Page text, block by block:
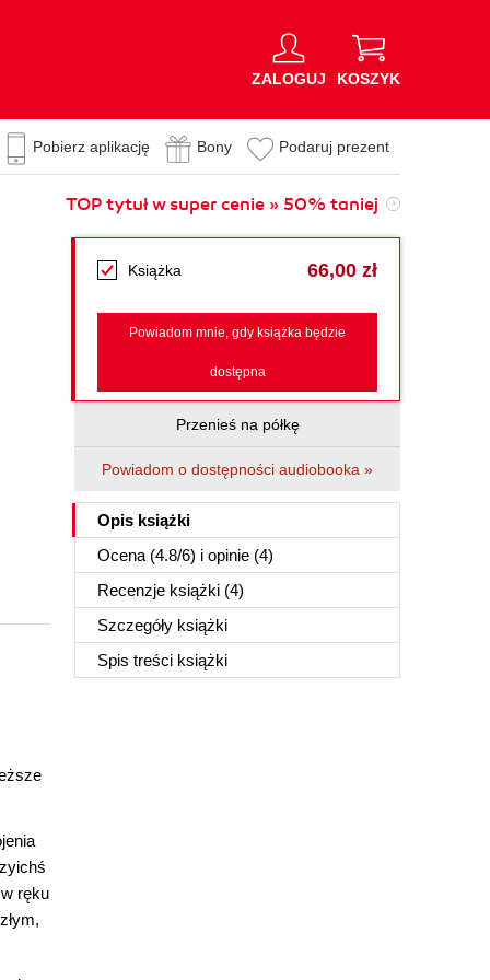
ZALOGUJ KOSZYK
Pobierz aplikację Bony Podaruj prezent
TOP tytuł w super cenie » 50% taniej
Książka 66,00 zł
Powiadom mnie, gdy książka będzie
dostępna
Przenieś na półkę
Powiadom o dostępności audiobooka »
Opis książki
Ocena (4.8/6) i opinie (4)
Recenzje książki (4)
Szczegóły książki
Spis treści książki
ręku